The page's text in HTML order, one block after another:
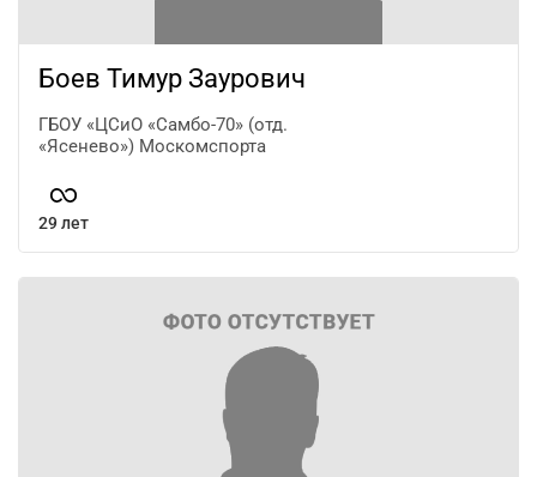
Боев Тимур Заурович
ГБОУ «ЦСиО «Самбо-70» (отд.
«Ясенево») Москомспорта
29 лет